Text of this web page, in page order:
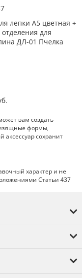
лепки А5 цветная +
отделения для
ДЛ-01 Пчелка
вам создать
изящные формы,
аксессуар сохранит
характер и не
Статьи 437